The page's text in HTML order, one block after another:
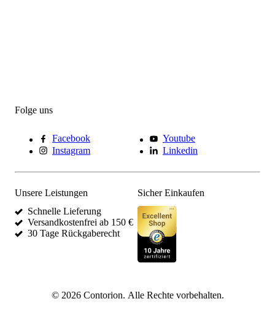
Folge uns
Facebook
Youtube
Instagram
Linkedin
Unsere Leistungen
Schnelle Lieferung
Versandkostenfrei ab 150 €
30 Tage Rückgaberecht
Sicher Einkaufen
© 2026Contorion. Alle Rechte vorbehalten.